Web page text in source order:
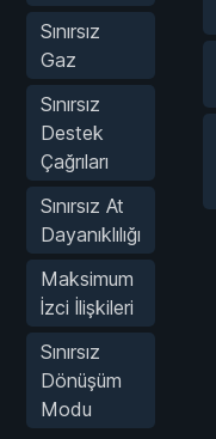
Sınırsız
Gaz
Sınırsız
Destek
Çağrıları
Sınırsız At
Dayanıklılığı
Maksimum
İzci İlişkileri
Sınırsız
Dönüşüm
Modu